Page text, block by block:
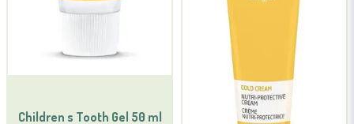
Children s Tooth Gel 50 ml